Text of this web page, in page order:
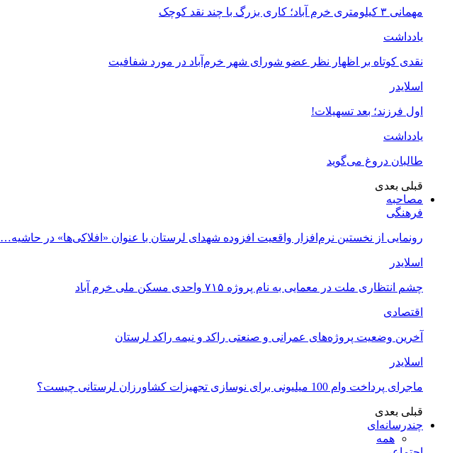
مهمانی ۳ کیلومتری خرم آباد؛ کاری بزرگ با چند نقد کوچک
یادداشت
نقدی کوتاه بر اظهار نظر عضو شورای شهر خرم‌آباد در مورد شفافیت
اسلایدر
اول فرزند؛ بعد تسهیلات!
یادداشت
طالبان دروغ می‌گوید
قبلی بعدی
مصاحبه
فرهنگی
رونمایی از نخستین نرم‌افزار واقعیت افزوده شهدای لرستان با عنوان «افلاکی‌ها» در حاشیه…
اسلایدر
چشم انتظاری ملت در معمایی به نام پروژه ۷۱۵ واحدی مسکن ملی خرم آباد
اقتصادی
آخرین وضعیت پروژه‌های عمرانی و صنعتی راکد و نیمه راکد لرستان
اسلایدر
ماجرای پرداخت وام 100 میلیونی برای نوسازی تجهیزات کشاورزان لرستانی چیست؟
قبلی بعدی
چندرسانه‌ای
همه